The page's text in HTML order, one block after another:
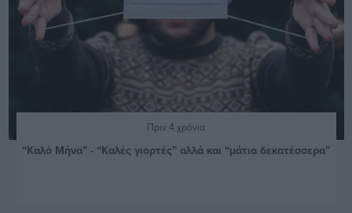
Πριν 4 χρόνια
“Καλό Μήνα” - “Καλές γιορτές” αλλά και “μάτια δεκατέσσερα”